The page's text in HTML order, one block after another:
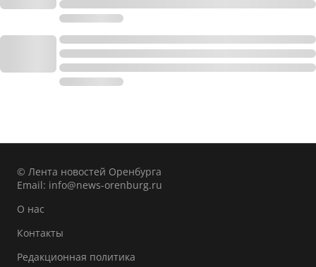
© Лента новостей Оренбурга
Email: info@news-orenburg.ru
О нас
Контакты
Редакционная политика